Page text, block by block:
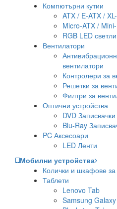
Компютърни кутии
ATX / E-ATX /
Micro-ATX /
RGB LED
Вентилатори
вентилатори
Контролери за
Решетки за
Филтри за
Оптични устройства
DVD Записвачки
Blu-Ray
PC Аксесоари
LED Ленти
Мобилни устройства
Колички и шкафове
Таблети
Lenovo Tab
Samsung